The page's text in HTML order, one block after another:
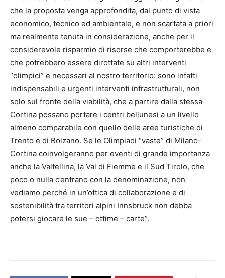
che la proposta venga approfondita, dal punto di vista
economico, tecnico ed ambientale, e non scartata a priori
ma realmente tenuta in considerazione, anche per il
considerevole risparmio di risorse che comporterebbe e
che potrebbero essere dirottate su altri interventi
“olimpici” e necessari al nostro territorio: sono infatti
indispensabili e urgenti interventi infrastrutturali, non
solo sul fronte della viabilità, che a partire dalla stessa
Cortina possano portare i centri bellunesi a un livello
almeno comparabile con quello delle aree turistiche di
Trento e di Bolzano. Se le Olimpiadi “vaste” di Milano-
Cortina coinvolgeranno per eventi di grande importanza
anche la Valtellina, la Val di Fiemme e il Sud Tirolo, che
poco o nulla c’entrano con la denominazione, non
vediamo perché in un’ottica di collaborazione e di
sostenibilità tra territori alpini Innsbruck non debba
potersi giocare le sue – ottime – carte”.